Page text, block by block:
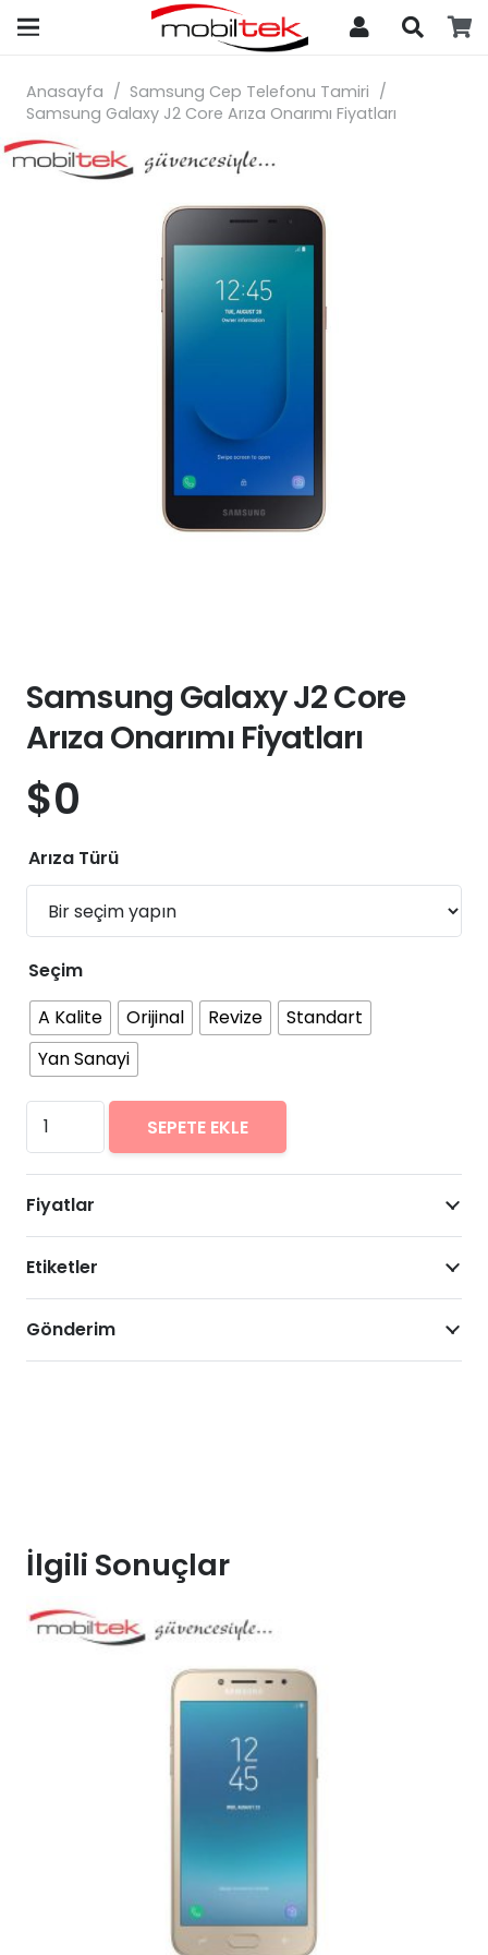
Anasayfa / Samsung Cep Telefonu Tamiri /
Samsung Galaxy J2 Core Arıza Onarımı Fiyatları
Samsung Galaxy J2 Core
Arıza Onarımı Fiyatları
$0
Arıza Türü
Seçim
A Kalite
Orijinal Revize
Standart
Yan Sanayi
Samsung
Galaxy
J2
Core
Arıza
Onarımı
Fiyatları
adet
SEPETE EKLE
Fiyatlar
Etiketler
Gönderim
İlgili Sonuçlar